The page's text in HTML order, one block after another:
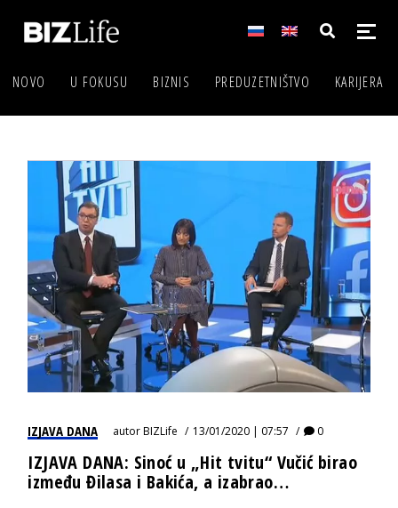
NOVO U FOKUSU BIZNIS PREDUZETNIŠTVO KARIJERA
IZJAVA DANA autorBIZLife 13/01/2020 | 07:57 0
IZJAVA DANA: Sinoć u „Hit tvitu“ Vučić birao
između Đilasa i Bakića, a izabrao…